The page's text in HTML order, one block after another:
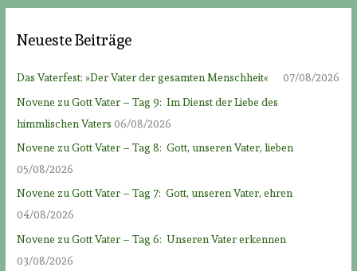
Neueste Beiträge
Das Vaterfest: »Der Vater der gesamten Menschheit«
07/08/2026
Novene zu Gott Vater – Tag 9: Im Dienst der Liebe des
himmlischen Vaters 06/08/2026
Novene zu Gott Vater – Tag 8: Gott, unseren Vater, lieben
05/08/2026
Novene zu Gott Vater – Tag 7: Gott, unseren Vater, ehren
04/08/2026
Novene zu Gott Vater – Tag 6: Unseren Vater erkennen
03/08/2026